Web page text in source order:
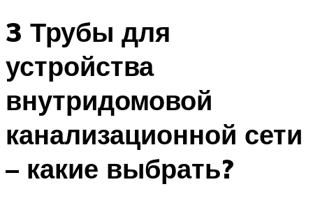
3 Трубы для
устройства
внутридомовой
канализационной сети
– какие выбрать?